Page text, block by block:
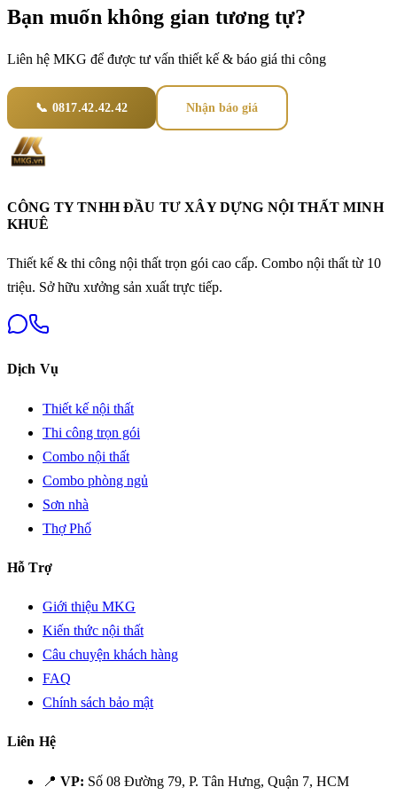
Bạn muốn không gian tương tự?
Liên hệ MKG để được tư vấn thiết kế & báo giá thi công
📞 0817.42.42.42 Nhận báo giá
CÔNG TY TNHH ĐẦU TƯ XÂY DỰNG NỘI THẤT MINH
KHUÊ
Thiết kế & thi công nội thất trọn gói cao cấp. Combo nội thất từ 10
triệu. Sở hữu xưởng sản xuất trực tiếp.
Dịch Vụ
Thiết kế nội thất
Thi công trọn gói
Combo nội thất
Combo phòng ngủ
Sơn nhà
Thợ Phố
Hỗ Trợ
Giới thiệu MKG
Kiến thức nội thất
Câu chuyện khách hàng
FAQ
Chính sách bảo mật
Liên Hệ
📍 VP: Số 08 Đường 79, P. Tân Hưng, Quận 7, HCM